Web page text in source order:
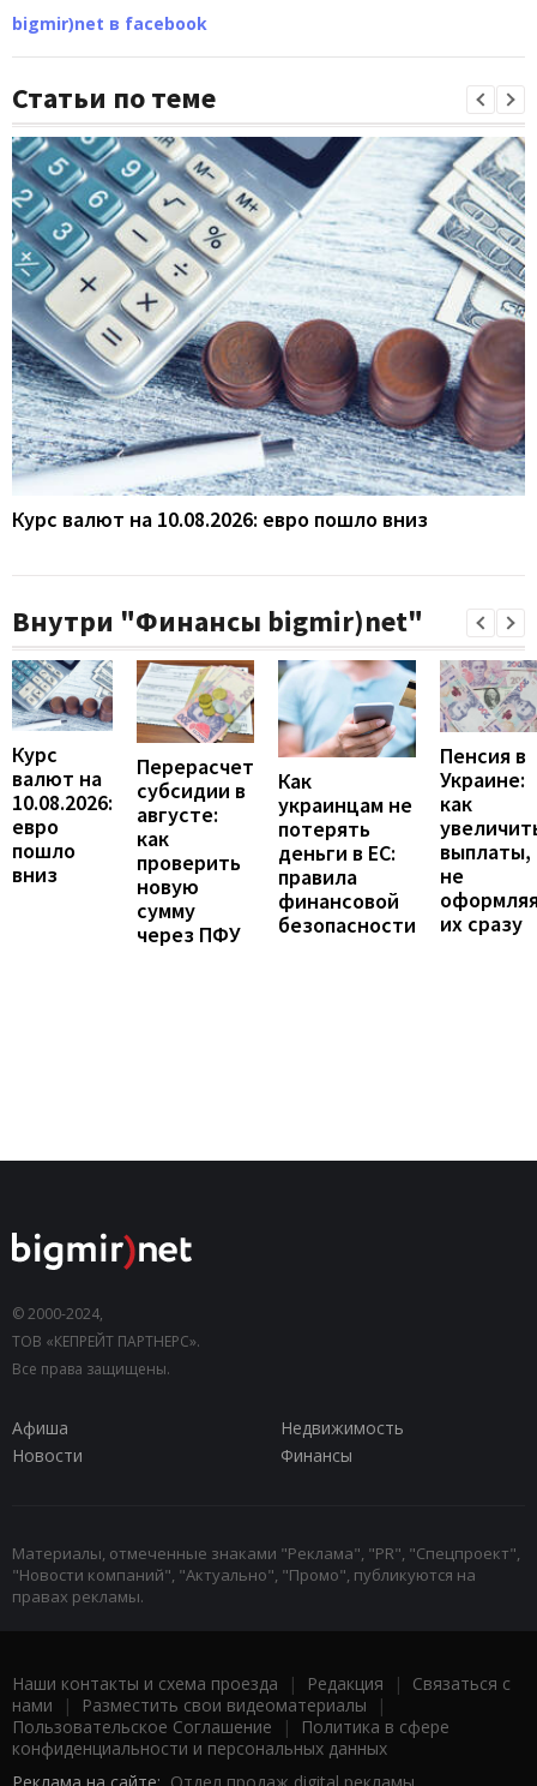
bigmir)net в facebook
Статьи по теме
Курс валют на 10.08.2026: евро пошло вниз
Внутри "Финансы bigmir)net"
Курс
валют на
10.08.2026:
евро
пошло
вниз
Перерасчет
субсидии в
августе:
как
проверить
новую
сумму
через ПФУ
Как
украинцам не
потерять
деньги в ЕС:
правила
финансовой
безопасности
Пенсия в
Украине:
как
выплаты,
не
их сразу
© 2000-2024,
ТОВ «КЕПРЕЙТ ПАРТНЕРС».
Все права защищены.
Афиша
Недвижимость
Новости
Финансы
Материалы, отмеченные знаками "Реклама", "PR", "Спецпроект",
"Новости компаний", "Актуально", "Промо", публикуются на
правах рекламы.
Наши контакты и схема проезда | Редакция | Связаться с
нами | Разместить свои видеоматериалы |
Пользовательское Соглашение |
Политика в сфере
конфиденциальности и персональных данных